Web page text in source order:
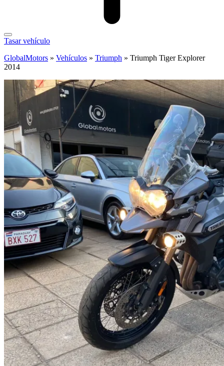
Tasar vehículo
GlobalMotors » Vehículos » Triumph » Triumph Tiger Explorer
2014